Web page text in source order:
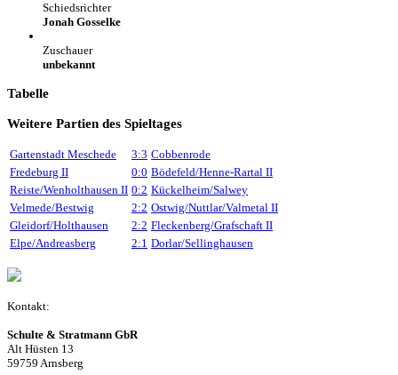
Schiedsrichter
Jonah Gosselke
Zuschauer
unbekannt
Tabelle
Weitere Partien des Spieltages
Gartenstadt Meschede 3:3 Cobbenrode
Fredeburg II
0:0 Bödefeld/Henne-Rartal II
Reiste/Wenholthausen II 0:2 Kückelheim/Salwey
Velmede/Bestwig
2:2 Ostwig/Nuttlar/Valmetal II
Gleidorf/Holthausen
2:2 Fleckenberg/Grafschaft II
Elpe/Andreasberg
2:1 Dorlar/Sellinghausen
Kontakt:
Schulte & Stratmann GbR
Alt Hüsten 13
59759 Arnsberg